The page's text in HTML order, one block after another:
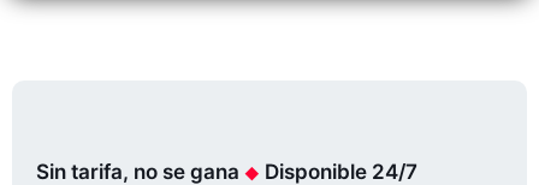
Sin tarifa, no se gana Disponible 24/7